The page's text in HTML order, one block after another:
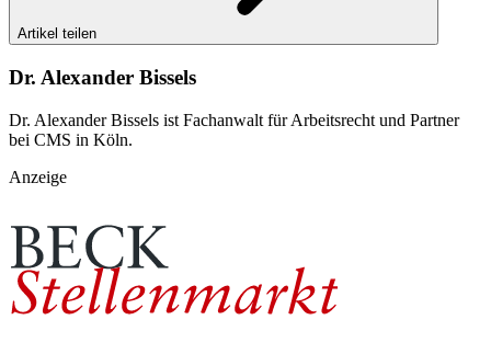
Artikel teilen
Dr. Alexander Bissels
Dr. Alexander Bissels ist Fachanwalt für Arbeitsrecht und Partner
bei CMS in Köln.
Anzeige